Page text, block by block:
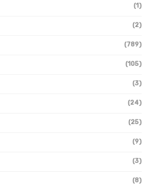
(1)
(2)
(789)
(105)
(3)
(24)
(25)
(9)
(3)
(8)